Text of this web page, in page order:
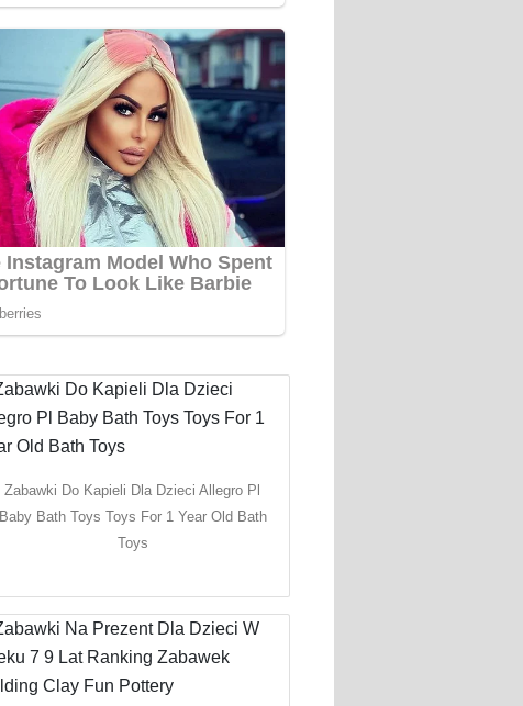
Zabawki Do Kapieli Dla Dzieci Allegro Pl
Baby Bath Toys Toys For 1 Year Old Bath
Toys